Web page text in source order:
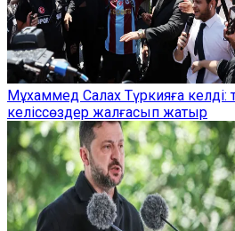
Мұхаммед Салах Түркияға келді:
келіссөздер жалғасып жатыр